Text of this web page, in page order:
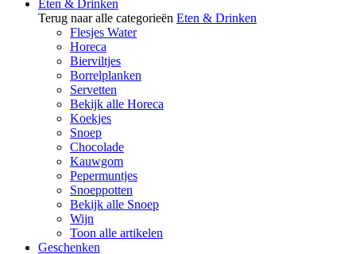
Eten & Drinken
Terug naar alle categorieën Eten & Drinken
Flesjes Water
Horeca
Bierviltjes
Borrelplanken
Servetten
Bekijk alle Horeca
Koekjes
Snoep
Chocolade
Kauwgom
Pepermuntjes
Snoeppotten
Bekijk alle Snoep
Wijn
Toon alle artikelen
Geschenken